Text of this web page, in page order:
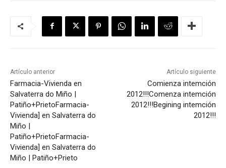
Artículo anterior
Farmacia-Vivienda en
Salvaterra do Miño |
Patiño+PrietoFarmacia-
Vivienda] en Salvaterra do
Miño |
Patiño+PrietoFarmacia-
Vivienda] en Salvaterra do
Miño | Patiño+Prieto
Artículo siguiente
Comienza intemción
2012!!!Comenza intemción
2012!!!Begining intemción
2012!!!